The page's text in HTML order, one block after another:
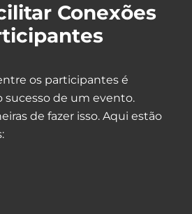
Conexões
os participantes é
sucesso de um evento.
de fazer isso. Aqui estão